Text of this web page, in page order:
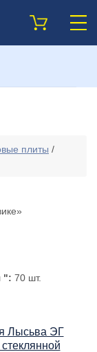
плиты /
": 70 шт.
Лысьва ЭГ